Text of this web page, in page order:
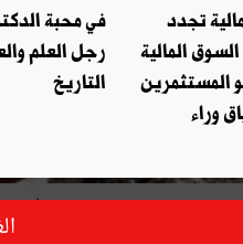
سرت لطرد داعش، تحدثت
تجدد
المالية
المستثمرين
وراء
في محبة
رجل العلم
التاريخ